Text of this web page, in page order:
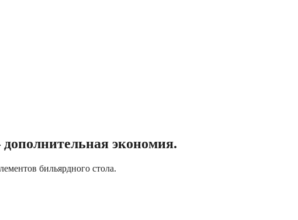
экономия.
бильярдного стола.